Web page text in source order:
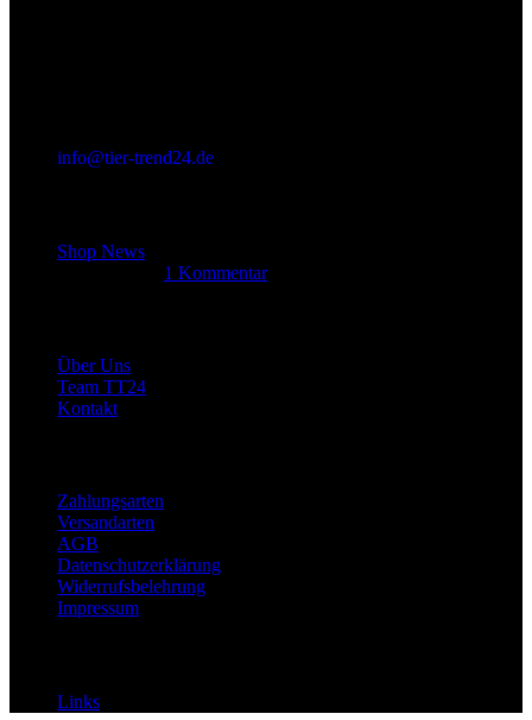
info@tier-trend24.de
Shop News
1 Kommentar
Über Uns
Team TT24
Kontakt
Zahlungsarten
Versandarten
AGB
Datenschutzerklärung
Widerrufsbelehrung
Impressum
Links